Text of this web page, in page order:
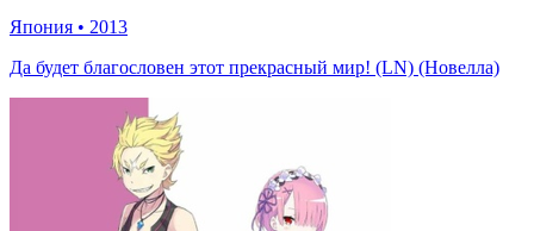
Япония • 2013
Да будет благословен этот прекрасный мир! (LN) (Новелла)